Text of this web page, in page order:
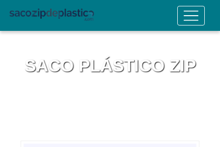
SACO PLÁSTICO ZIP